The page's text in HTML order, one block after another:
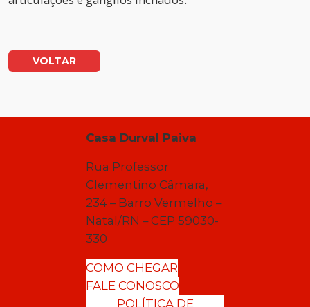
VOLTAR
Casa Durval Paiva
Rua Professor
Clementino Câmara,
234 – Barro Vermelho –
Natal/RN – CEP 59030-
330
COMO CHEGAR
FALE CONOSCO
POLÍTICA DE